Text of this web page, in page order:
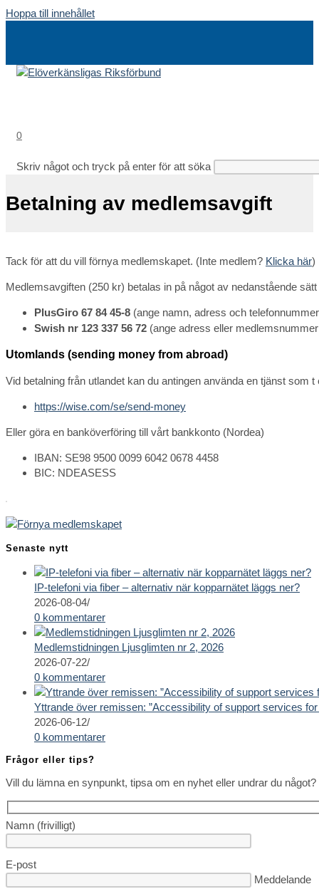
Hoppa till innehållet
0
Skriv något och tryck på enter för att söka
Betalning av medlemsavgift
Tack för att du vill förnya medlemskapet. (Inte medlem? Klicka här)
Medlemsavgiften (250 kr) betalas in på något av nedanstående sätt
PlusGiro 67 84 45-8 (ange namn, adress och
Swish nr 123 337 56 72 (ange adress eller
Utomlands (sending money from abroad)
Vid betalning från utlandet kan du antingen använda en tjänst som
https://wise.com/se/send-money
Eller göra en banköverföring till vårt bankkonto (Nordea)
IBAN: SE98 9500 0099 6042 0678 4458
BIC: NDEASESS
Senaste nytt
IP-telefoni via fiber – alternativ när kopparnätet läggs ner?
2026-08-04/
0 kommentarer
Medlemstidningen Ljusglimten nr 2, 2026
2026-07-22/
0 kommentarer
Yttrande över remissen: ”Accessibility of support services
2026-06-12/
0 kommentarer
Frågor eller tips?
Vill du lämna en synpunkt, tipsa om en nyhet eller undrar du
Namn (frivilligt)
E-post
Lämna detta
Meddelande